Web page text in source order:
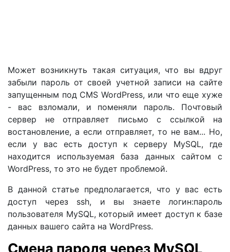
Может возникнуть такая ситуация, что вы вдруг
забыли пароль от своей учетной записи на сайте
запущенным под CMS WordPress, или что еще хуже
- вас взломали, и поменяли пароль. Почтовый
сервер не отправляет письмо с ссылкой на
востановление, а если отправляет, то не вам... Но,
если у вас есть доступ к серверу MySQL, где
находится используемая база данных сайтом с
WordPress, то это не будет проблемой.
В данной статье предполагается, что у вас есть
доступ через ssh, и вы знаете логин:пароль
пользователя MySQL, который имеет доступ к базе
данных вашего сайта на WordPress.
Смена пароля через MySQL